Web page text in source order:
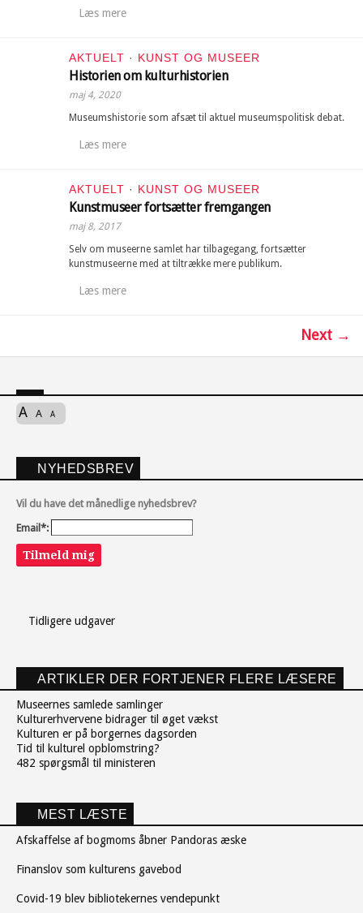
Læs mere
AKTUELT · KUNST OG MUSEER
Historien om kulturhistorien
maj 4, 2020
Museumshistorie som afsæt til aktuel museumspolitisk debat.
Læs mere
AKTUELT · KUNST OG MUSEER
Kunstmuseer fortsætter fremgangen
maj 8, 2017
Selv om museerne samlet har tilbagegang, fortsætter
kunstmuseerne med at tiltrække mere publikum.
Læs mere
Next →
A A A
NYHEDSBREV
Vil du have det månedlige nyhedsbrev?
Email*:
Tilmeld mig
Tidligere udgaver
ARTIKLER DER FORTJENER FLERE LÆSERE
Museernes samlede samlinger
Kulturerhvervene bidrager til øget vækst
Kulturen er på borgernes dagsorden
Tid til kulturel opblomstring?
482 spørgsmål til ministeren
MEST LÆSTE
Afskaffelse af bogmoms åbner Pandoras æske
Finanslov som kulturens gavebod
Covid-19 blev bibliotekernes vendepunkt